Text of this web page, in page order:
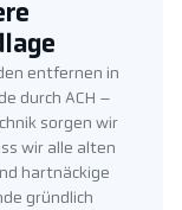
entfernen in
durch ACH –
sorgen wir
wir alle alten
hartnäckige
gründlich